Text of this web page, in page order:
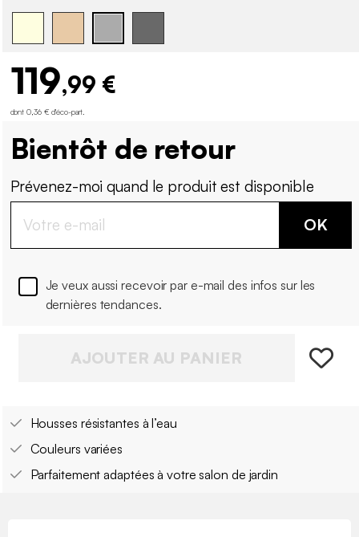
119,99 €
dont 0,36 € d'éco-part
Bientôt de retour
Prévenez-moi quand le produit est disponible
OK
Je veux aussi recevoir par e-mail des infos sur les
dernières tendances.
AJOUTER AU PANIER
Housses résistantes à l’eau
Couleurs variées
Parfaitement adaptées à votre salon de jardin